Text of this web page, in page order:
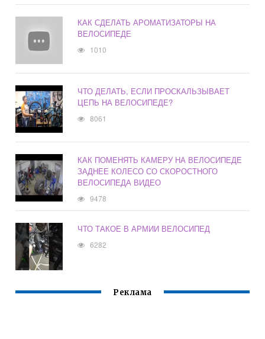
КАК СДЕЛАТЬ АРОМАТИЗАТОРЫ НА
ВЕЛОСИПЕДЕ
1010
ЧТО ДЕЛАТЬ, ЕСЛИ ПРОСКАЛЬЗЫВАЕТ
ЦЕПЬ НА ВЕЛОСИПЕДЕ?
8061
КАК ПОМЕНЯТЬ КАМЕРУ НА ВЕЛОСИПЕДЕ
ЗАДНЕЕ КОЛЕСО СО СКОРОСТНОГО
ВЕЛОСИПЕДА ВИДЕО
9478
ЧТО ТАКОЕ В АРМИИ ВЕЛОСИПЕД
6282
Реклама